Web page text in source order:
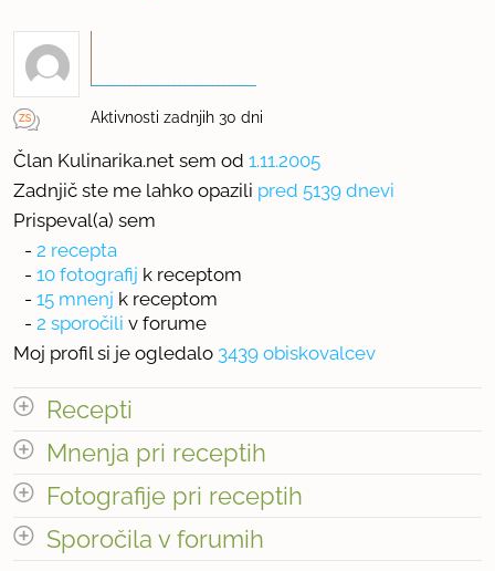
Aktivnosti zadnjih 30 dni
Član Kulinarika.net sem od 1.11.2005
Zadnjič ste me lahko opazili pred 5139 dnevi
Prispeval(a) sem
- 2 recepta
- 10 fotografij k receptom
- 15 mnenj k receptom
- 2 sporočili v forume
Moj profil si je ogledalo 3439 obiskovalcev
Recepti
Število receptov: 2
Mnenja pri receptih
odpri vse
« prejšnja 1 2 naslednja Â»
Fotografije pri receptih
Sporočila v forumih